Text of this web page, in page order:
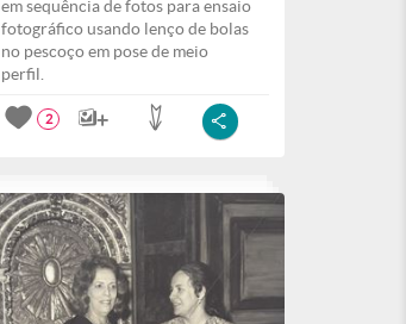
em sequência de fotos para ensaio
fotográfico usando lenço de bolas
no pescoço em pose de meio
perfil.
2